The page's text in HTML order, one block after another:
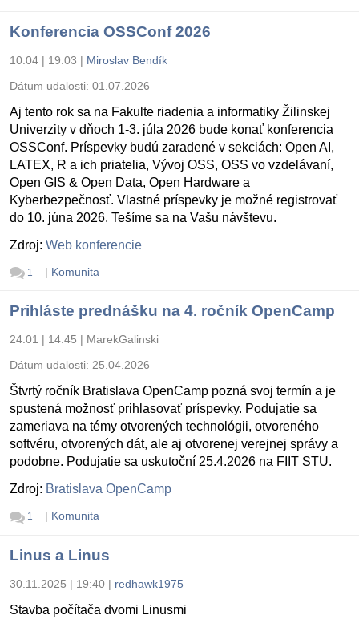
Konferencia OSSConf 2026
10.04 | 19:03 | Miroslav Bendík
Dátum udalosti: 01.07.2026
Aj tento rok sa na Fakulte riadenia a informatiky Žilinskej
Univerzity v dňoch 1-3. júla 2026 bude konať konferencia
OSSConf. Príspevky budú zaradené v sekciách: Open AI,
LATEX, R a ich priatelia, Vývoj OSS, OSS vo vzdelávaní,
Open GIS & Open Data, Open Hardware a
Kyberbezpečnosť. Vlastné príspevky je možné registrovať
do 10. júna 2026. Tešíme sa na Vašu návštevu.
Zdroj: Web konferencie
1 | Komunita
Prihláste prednášku na 4. ročník OpenCamp
24.01 | 14:45 | MarekGalinski
Dátum udalosti: 25.04.2026
Štvrtý ročník Bratislava OpenCamp pozná svoj termín a je
spustená možnosť prihlasovať príspevky. Podujatie sa
zameriava na témy otvorených technológii, otvoreného
softvéru, otvorených dát, ale aj otvorenej verejnej správy a
podobne. Podujatie sa uskutoční 25.4.2026 na FIIT STU.
Zdroj: Bratislava OpenCamp
1 | Komunita
Linus a Linus
30.11.2025 | 19:40 | redhawk1975
Stavba počítača dvomi Linusmi